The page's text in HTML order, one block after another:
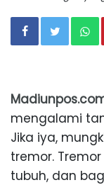
mengalami
Jika iya,
tremor.
tubuh, dan